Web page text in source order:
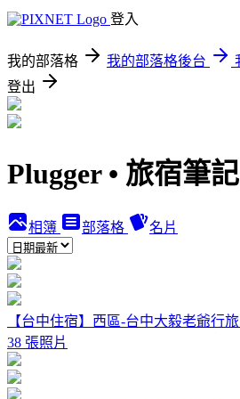
登入
我的部落格 我的部落格後台
登出
Plugger • 旅宿筆記
相簿 部落格 名片
【台中住宿】西區-台中大毅老爺行旅
38 張照片